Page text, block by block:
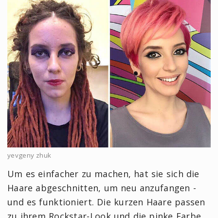
yevgeny zhuk
Um es einfacher zu machen, hat sie sich die
Haare abgeschnitten, um neu anzufangen -
und es funktioniert. Die kurzen Haare passen